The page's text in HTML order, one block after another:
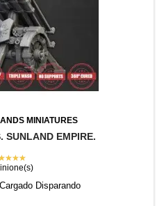
MINIATURES
SUNLAND EMPIRE.
Disparando